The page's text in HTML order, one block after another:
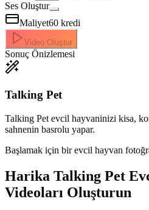
Ses Oluştur
Maliyet60 kredi
Video Oluştur
Sonuç Önizlemesi
Talking Pet
Talking Pet evcil hayvaninizi kisa,
sahnenin basrolu yapar.
Başlamak için bir evcil hayvan
Harika Talking Pet
Videoları Oluşturun